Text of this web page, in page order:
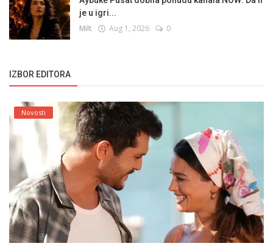
je u igri...
Milt Aug 1, 2026 0
IZBOR EDITORA
Novosti